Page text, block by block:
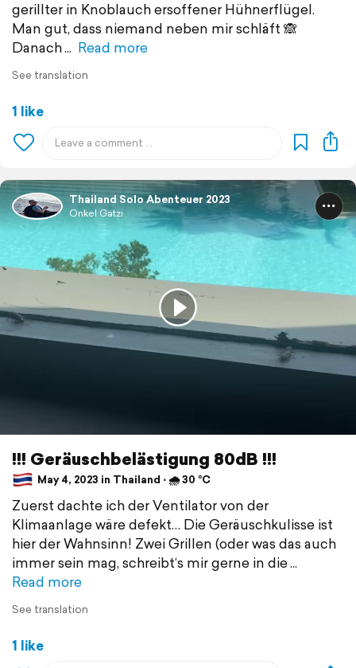
gerillter in Knoblauch ersoffener Hühnerflügel.
Man gut, dass niemand neben mir schläft 🙈
Danach
Read more
See translation
1 like
Thailand Solo Abenteuer 2023
Onkel Gatzi
!!! Geräuschbelästigung 80dB !!!
May 4, 2023 in Thailand ⋅ 🌧 30 °C
Zuerst dachte ich der Ventilator von der
Klimaanlage wäre defekt… Die Geräuschkulisse ist
hier der Wahnsinn! Zwei Grillen (oder was das auch
immer sein mag, schreibt‘s mir gerne in die
Read more
See translation
1 like